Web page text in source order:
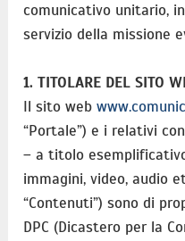
comunicativo unitario,
servizio della missione
1. TITOLARE DEL SITO
Il sito web
“Portale”) e i relativi
– a titolo
immagini, video, audio
“Contenuti”) sono di
DPC (Dicastero per la